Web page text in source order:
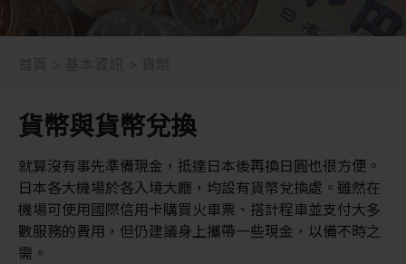
貨幣與貨幣兌換
就算沒有事先準備現金，抵達日本後再換日圓也很方便。
日本各大機場於各入境大廳，均設有貨幣兌換處。雖然在
機場可使用國際信用卡購買火車票、搭計程車並支付大多
數服務的費用，但仍建議身上攜帶一些現金，以備不時之
需。